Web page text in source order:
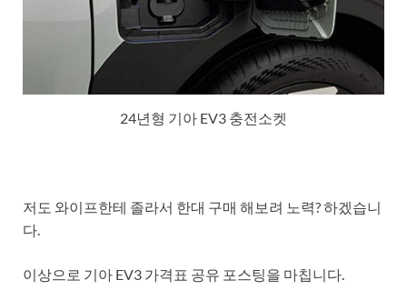
24년형 기아 EV3 충전소켓
저도 와이프한테 졸라서 한대 구매 해보려 노력? 하겠습니
다.
이상으로 기아 EV3 가격표 공유 포스팅을 마칩니다.